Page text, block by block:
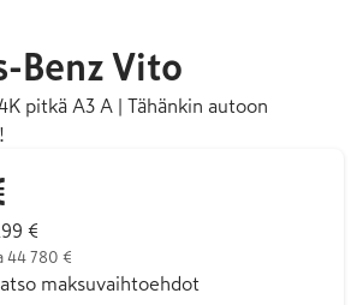
Benz Vito
pitkä A3 A | Tähänkin autoon
€
44 780 €
maksuvaihtoehdot